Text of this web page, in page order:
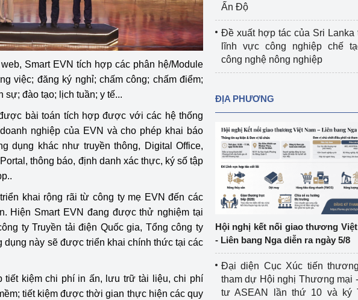
Album ảnh bảo vệ môi trường
Văn bản về môi trường
Đọc báo giúp bạn
vệ nền tảng tư tưởng của Đảng
nghiệp - Người dân
tiến thương mại Khu vực miền Bắc
Khu vực miền Trung
Khu vực miền Nam
nước ngoàiHiệp định EVFTA
Thị trường châu Á – châu Phi
Thị trường châu Âu – châu Mỹ
trong nước
Công Thương đưa nghị quyết
XIV của Đảng vào cuộc sống
triển công nghiệp
Chính sách
Sản xuất công nghiệp
triển năng lượng
Smart EVN tích hợp các phân hệ/Module
việc; đăng ký nghỉ; chấm công; chấm điểm;
sự; đào tạo; lịch tuần; y tế...
bài toán tích hợp được với các hệ thống
nghiệp của EVN và cho phép khai báo
dụng khác như truyền thông, Digital Office,
thông báo, định danh xác thực, ký số tập
khai rộng rãi từ công ty mẹ EVN đến các
Hiện Smart EVN đang được thử nghiệm tại
ty Truyền tải điện Quốc gia, Tổng công ty
dụng này sẽ được triển khai chính thức tại các
tiết kiệm chi phí in ấn, lưu trữ tài liệu, chi phí
tiết kiệm được thời gian thực hiện các quy
Ấn Độ
Đề xuất hợp tác của Sri Lanka
lĩnh vực công nghiệp chế
công nghệ nông nghiệp
ĐỊA PHƯƠNG
Hội nghị kết nối giao thương Việt
- Liên bang Nga diễn ra ngày 5/8
Đại diện Cục Xúc tiến
tham dự Hội nghị Thương mại
tư ASEAN lần thứ 10 và ký